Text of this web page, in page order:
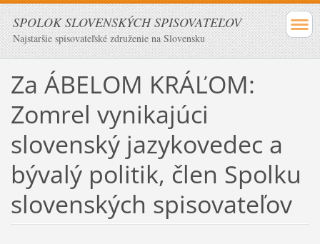
SPOLOK SLOVENSKÝCH SPISOVATEĽOV
Najstaršie spisovateľské združenie na Slovensku
Za ÁBELOM KRÁĽOM:
Zomrel vynikajúci
slovenský jazykovedec a
bývalý politik, člen Spolku
slovenských spisovateľov